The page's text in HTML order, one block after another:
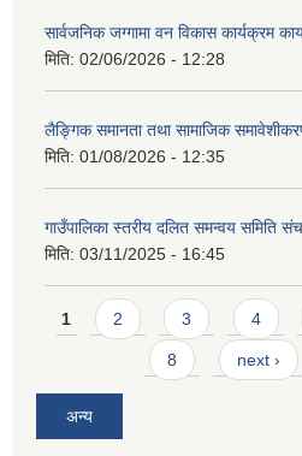
सार्वजनिक जग्गामा वन विकास कार्यक्रम
मिति: 02/06/2026 - 12:28
लैङ्गिक समानता तथा सामाजिक
मिति: 01/08/2026 - 12:35
गाउँपालिका स्तरीय दलित समन्वय समिति
मिति: 03/11/2025 - 16:45
Pages
1 2 3 4
8 next ›
अन्य